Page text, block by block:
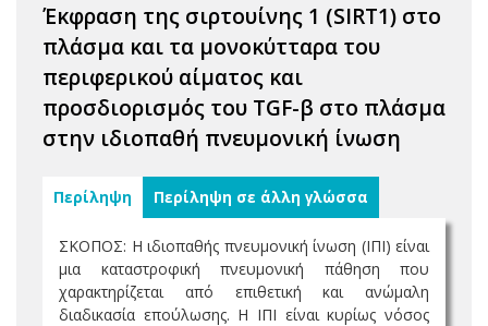
Έκφραση της σιρτουίνης 1 (SIRT1) στο
πλάσμα και τα μονοκύτταρα του
περιφερικού αίματος και
προσδιορισμός του TGF-β στο πλάσμα
στην ιδιοπαθή πνευμονική ίνωση
Περίληψη Περίληψη σε άλλη γλώσσα
ΣΚΟΠΟΣ: Η ιδιοπαθής πνευμονική ίνωση (ΙΠΙ) είναι
μια καταστροφική πνευμονική πάθηση που
χαρακτηρίζεται από επιθετική και ανώμαλη
διαδικασία επούλωσης. Η ΙΠΙ είναι κυρίως νόσος